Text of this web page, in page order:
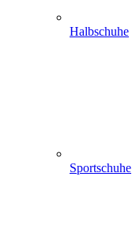
Halbschuhe
Sportschuhe